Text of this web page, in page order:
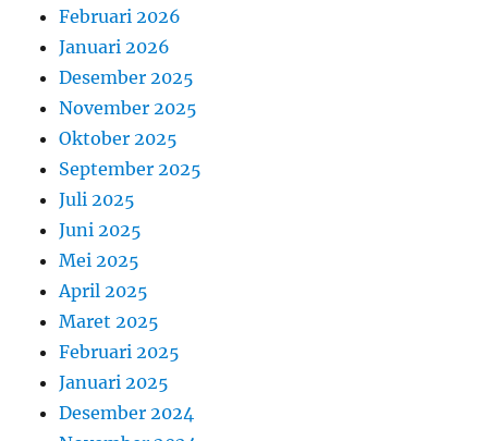
Februari 2026
Januari 2026
Desember 2025
November 2025
Oktober 2025
September 2025
Juli 2025
Juni 2025
Mei 2025
April 2025
Maret 2025
Februari 2025
Januari 2025
Desember 2024